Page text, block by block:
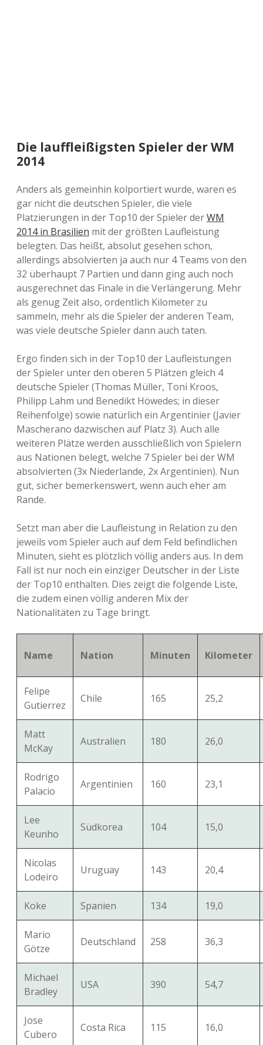
Die lauffleißigsten Spieler der WM
2014
Anders als gemeinhin kolportiert wurde, waren es
gar nicht die deutschen Spieler, die viele
Platzierungen in der Top10 der Spieler derWM
2014 in Brasilien mit der größten Laufleistung
belegten. Das heißt, absolut gesehen schon,
allerdings absolvierten ja auch nur 4 Teams von den
32 überhaupt 7 Partien und dann ging auch noch
ausgerechnet das Finale in die Verlängerung. Mehr
als genug Zeit also, ordentlich Kilometer zu
sammeln, mehr als die Spieler der anderen Team,
was viele deutsche Spieler dann auch taten.
Ergo finden sich in der Top10 der Laufleistungen
der Spieler unter den oberen 5 Plätzen gleich 4
deutsche Spieler (Thomas Müller, Toni Kroos,
Philipp Lahm und Benedikt Höwedes; in dieser
Reihenfolge) sowie natürlich ein Argentinier (Javier
Mascherano dazwischen auf Platz 3). Auch alle
weiteren Plätze werden ausschließlich von Spielern
aus Nationen belegt, welche 7 Spieler bei der WM
absolvierten (3x Niederlande, 2x Argentinien). Nun
gut, sicher bemerkenswert, wenn auch eher am
Rande.
Setzt man aber die Laufleistung in Relation zu den
jeweils vom Spieler auch auf dem Feld befindlichen
Minuten, sieht es plötzlich völlig anders aus. In dem
Fall ist nur noch ein einziger Deutscher in der Liste
der Top10 enthalten. Dies zeigt die folgende Liste,
die zudem einen völlig anderen Mix der
Nationalitäten zu Tage bringt.
Name Nation Minuten Kilometer
Felipe
Gutierrez
Chile 165 25,2
Matt
McKay
Australien 180 26,0
Rodrigo
Palacio
Argentinien 160 23,1
Lee
Keunho
Südkorea 104 15,0
Nicolas
Lodeiro
Uruguay 143 20,4
Koke Spanien 134 19,0
Mario
Götze
Deutschland 258 36,3
Michael
Bradley
USA 390 54,7
Jose
Cubero
Costa Rica 115 16,0